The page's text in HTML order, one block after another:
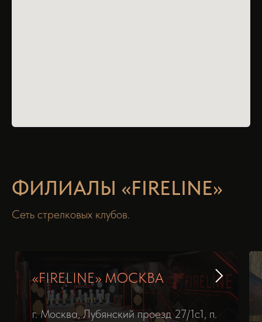
ФИЛИАЛЫ «FIRELINE»
Сеть стрелковых клубов.
«‎‎FIRELINE» МОСКВА
г. Москва, Лубянский проезд 27/1с1, п.